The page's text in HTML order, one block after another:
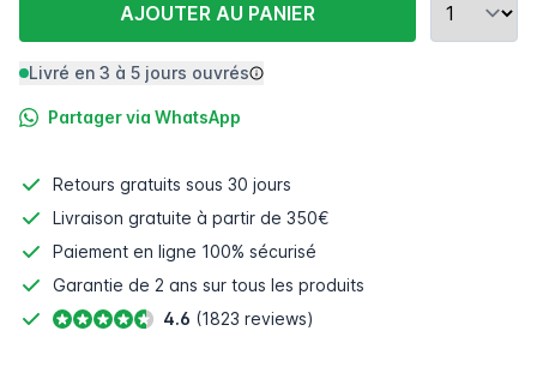
AJOUTER AU PANIER
Livré en 3 à 5 jours ouvrés
Partager via WhatsApp
Retours gratuits sous 30 jours
Livraison gratuite à partir de 350€
Paiement en ligne 100% sécurisé
Garantie de 2 ans sur tous les produits
4.6 (1823 reviews)